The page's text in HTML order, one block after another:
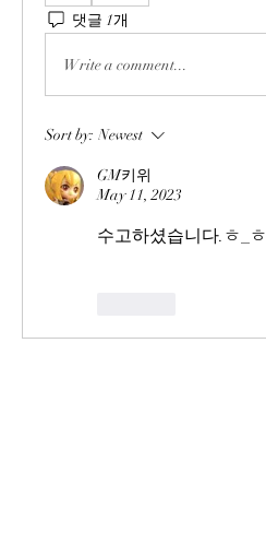
댓글 1개
Write a comment...
Sort by: Newest
GM키위
May 11, 2023
수고하셨습니다.ㅎ_ㅎ